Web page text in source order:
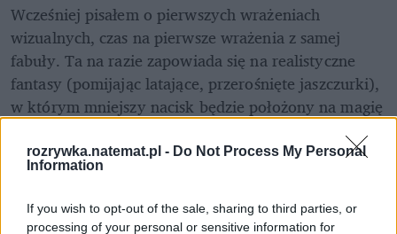
rozrywka.natemat.pl - Do Not Process My Personal
Information
If you wish to opt-out of the sale, sharing to third parties, or
processing of your personal or sensitive information for
Wcześniej pisałem o pierwszych wrażeniach
wizualnych, czas na pierwsze wrażenia z samej
fabuły. Ta na razie zapowiada się na realistyczne
fantasy (pomijając latające, przerośnięte jaszczurki),
w którym mniejszy nacisk będzie położony na magię
osobiste animozje i samorealizację. Odniosłem
wrażenie, jakbym oglądał inny hit HBO – "Sukcesję",
tyle tylko, że w średniowiecznym anturażu. I to mi
się podoba.